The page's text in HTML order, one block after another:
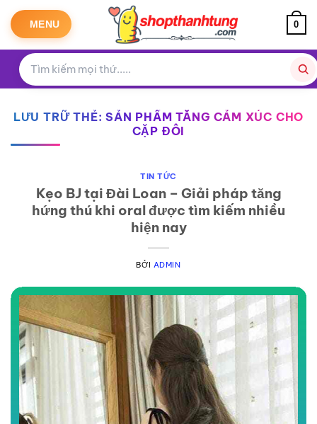
qua
dung
MENU 0
LƯU TRỮ THẺ:SẢN PHẨM TĂNG CẢM XÚC CHO
CẶP ĐÔI
TIN TỨC
Kẹo BJ tại Đài Loan – Giải pháp tăng
hứng thú khi oral được tìm kiếm nhiều
hiện nay
BỞI ADMIN